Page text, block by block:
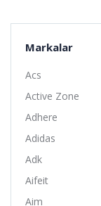
Markalar
Acs
Active Zone
Adhere
Adidas
Adk
Aifeit
Aim